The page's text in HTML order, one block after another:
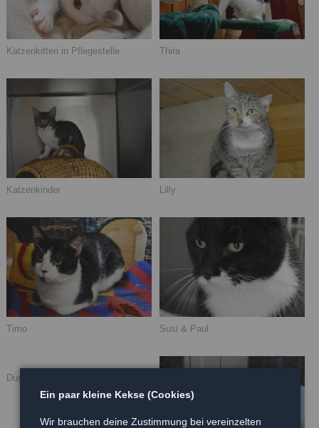
Katzenkitten in Pflegestelle Thira
Katzenkinder Lilly
Timo Susi & Paul
Dustin (Bild) & Finn
Ein paar kleine Kekse (Cookies)
Wir brauchen deine Zustimmung bei vereinzelten